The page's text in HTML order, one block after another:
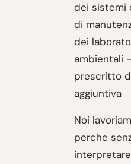
dei sistemi
di
dei
ambientali
prescritto
aggiuntiva
Noi
perche